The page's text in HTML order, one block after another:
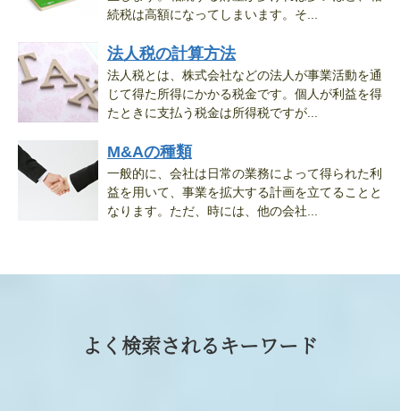
続税は高額になってしまいます。そ...
法人税の計算方法
法人税とは、株式会社などの法人が事業活動を通
じて得た所得にかかる税金です。個人が利益を得
たときに支払う税金は所得税ですが...
M&Aの種類
一般的に、会社は日常の業務によって得られた利
益を用いて、事業を拡大する計画を立てることと
なります。ただ、時には、他の会社...
よく検索されるキーワード